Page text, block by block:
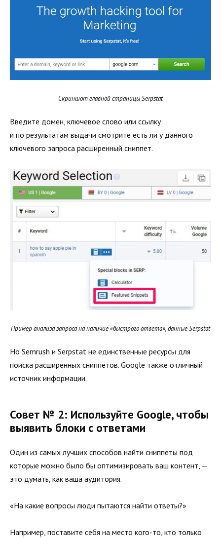
Скриншот главной страницы Serpstat
Введите домен, ключевое слово или ссылку
и по результатам выдачи смотрите есть ли у данного
ключевого запроса расширенный сниппет.
Пример анализа запроса на наличие «быстрого ответа», данные Serpstat
Но Semrush и Serpstat не единственные ресурсы для
поиска расширенных сниппетов. Google также отличный
источник информации.
Совет № 2: Используйте Google, чтобы
выявить блоки с ответами
Один из самых лучших способов найти сниппеты под
которые можно было бы оптимизировать ваш контент, —
это думать, как ваша аудитория.
«На какие вопросы люди пытаются найти ответы?»
Например, поставите себя на место кого-то, кто только